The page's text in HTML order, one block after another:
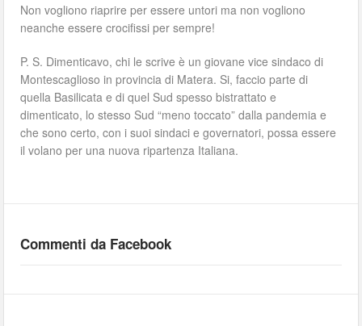
Non vogliono riaprire per essere untori ma non vogliono
neanche essere crocifissi per sempre!
P. S. Dimenticavo, chi le scrive è un giovane vice sindaco di
Montescaglioso in provincia di Matera. Si, faccio parte di
quella Basilicata e di quel Sud spesso bistrattato e
dimenticato, lo stesso Sud “meno toccato” dalla pandemia e
che sono certo, con i suoi sindaci e governatori, possa essere
il volano per una nuova ripartenza Italiana.
Commenti da Facebook